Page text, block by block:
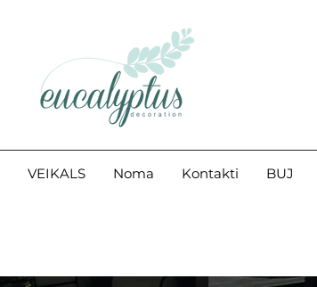
VEIKALS Noma Kontakti BUJ